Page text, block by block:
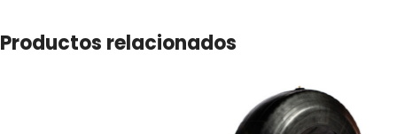
Productos relacionados